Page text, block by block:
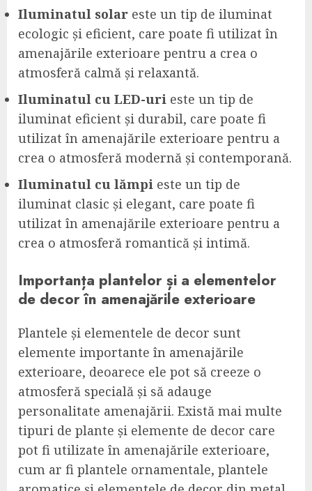
Iluminatul solar este un tip de iluminat
ecologic și eficient, care poate fi utilizat în
amenajările exterioare pentru a crea o
atmosferă calmă și relaxantă.
Iluminatul cu LED-uri este un tip de
iluminat eficient și durabil, care poate fi
utilizat în amenajările exterioare pentru a
crea o atmosferă modernă și contemporană.
Iluminatul cu lămpi este un tip de
iluminat clasic și elegant, care poate fi
utilizat în amenajările exterioare pentru a
crea o atmosferă romantică și intimă.
Importanța plantelor și a elementelor
de decor în amenajările exterioare
Plantele și elementele de decor sunt
elemente importante în amenajările
exterioare, deoarece ele pot să creeze o
atmosferă specială și să adauge
personalitate amenajării. Există mai multe
tipuri de plante și elemente de decor care
pot fi utilizate în amenajările exterioare,
cum ar fi plantele ornamentale, plantele